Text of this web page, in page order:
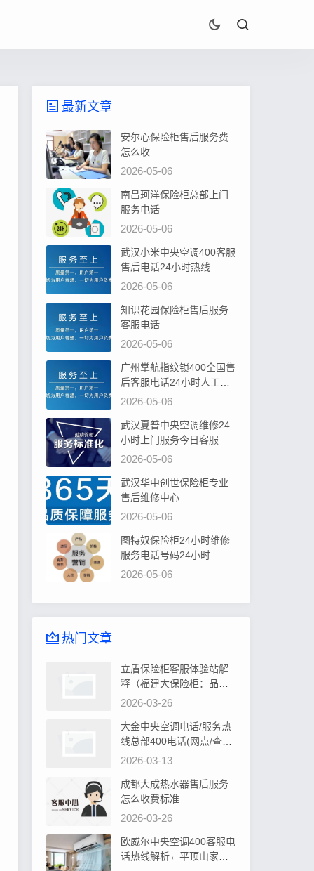
最新文章
安尔心保险柜售后服务费
怎么收
2026-05-06
南昌珂洋保险柜总部上门
服务电话
2026-05-06
武汉小米中央空调400客服
售后电话24小时热线
2026-05-06
知识花园保险柜售后服务
客服电话
2026-05-06
广州掌航指纹锁400全国售
后客服电话24小时人工电
话
2026-05-06
武汉夏普中央空调维修24
小时上门服务今日客服热
线
2026-05-06
武汉华中创世保险柜专业
售后维修中心
2026-05-06
图特奴保险柜24小时维修
服务电话号码24小时
2026-05-06
热门文章
立盾保险柜客服体验站解
释（福建大保险柜：品质
卓越，安全可靠首选）
2026-03-26
大金中央空调电话/服务热
线总部400电话(网点/查询)
告诉你大金中央空调控制
2026-03-13
成都大成热水器售后服务
怎么收费标准
2026-03-26
欧威尔中央空调400客服电
话热线解析←平顶山家居